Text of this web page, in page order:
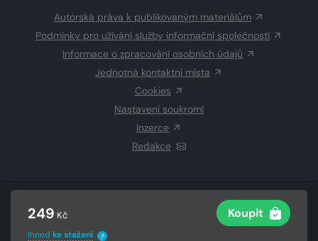
249 Kč Koupit
Ihned ke stažení ?
Autorská práva k publikovaným materiálům
Podmínky pro užívání služby informační společnosti
Informace o zpracování osobních údajů
Jednotná kontaktní místa
Cookies
Nastavení soukromí
Inzerce
Redakce
CZECH NEWS CENTER a.s.a dodavatelé
Vysázeno